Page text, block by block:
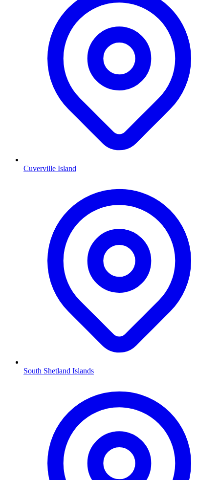
Cuverville Island
South Shetland Islands